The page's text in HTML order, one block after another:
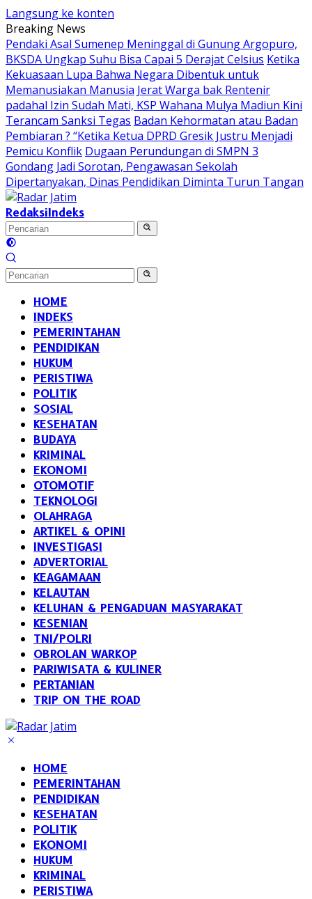
Langsung ke konten
Breaking News
Pendaki Asal Sumenep Meninggal di Gunung Argopuro,
BKSDA Ungkap Suhu Bisa Capai 5 Derajat Celsius Ketika
Kekuasaan Lupa Bahwa Negara Dibentuk untuk
Memanusiakan Manusia Jerat Warga bak Rentenir
padahal Izin Sudah Mati, KSP Wahana Mulya Madiun Kini
Terancam Sanksi Tegas Badan Kehormatan atau Badan
Pembiaran ? “Ketika Ketua DPRD Gresik Justru Menjadi
Pemicu Konflik Dugaan Perundungan di SMPN 3
Gondang Jadi Sorotan, Pengawasan Sekolah
Dipertanyakan, Dinas Pendidikan Diminta Turun Tangan
RedaksiIndeks
HOME
INDEKS
PEMERINTAHAN
PENDIDIKAN
HUKUM
PERISTIWA
POLITIK
SOSIAL
KESEHATAN
BUDAYA
KRIMINAL
EKONOMI
OTOMOTIF
TEKNOLOGI
OLAHRAGA
ARTIKEL & OPINI
INVESTIGASI
ADVERTORIAL
KEAGAMAAN
KELAUTAN
KELUHAN & PENGADUAN MASYARAKAT
KESENIAN
TNI/POLRI
OBROLAN WARKOP
PARIWISATA & KULINER
PERTANIAN
TRIP ON THE ROAD
HOME
PEMERINTAHAN
PENDIDIKAN
KESEHATAN
POLITIK
EKONOMI
HUKUM
KRIMINAL
PERISTIWA